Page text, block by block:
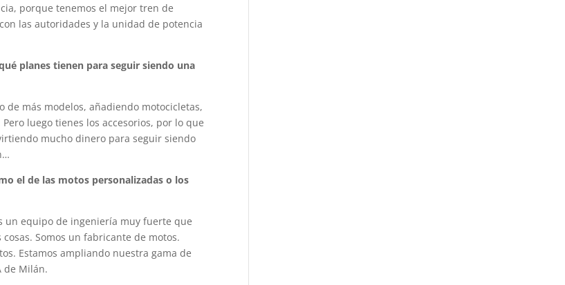
porque tenemos el mejor tren de
las autoridades y la unidad de potencia
planes tienen para seguir siendo una
más modelos, añadiendo motocicletas,
luego tienes los accesorios, por lo que
mucho dinero para seguir siendo
el de las motos personalizadas o los
un equipo de ingeniería muy fuerte que
Somos un fabricante de motos.
Estamos ampliando nuestra gama de
de Milán.